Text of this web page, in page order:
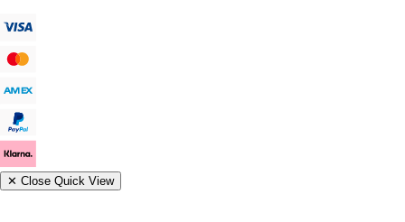
✕ Close Quick View